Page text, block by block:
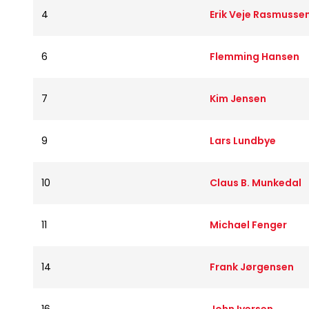
4 Erik Veje
6 Flemming Hansen
7 Kim Jensen
9 Lars Lundbye
10 Claus B. Munkedal
11 Michael Fenger
14 Frank Jørgensen